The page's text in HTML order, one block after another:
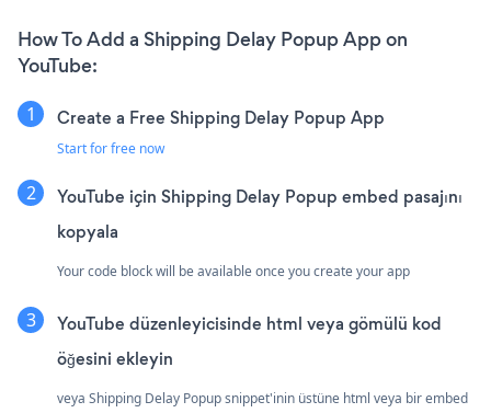
How To Add a Shipping Delay Popup App on
YouTube:
Create a Free Shipping Delay Popup App
Start for free now
YouTube için Shipping Delay Popup embed pasajını
kopyala
Your code block will be available once you create your app
YouTube düzenleyicisinde html veya gömülü kod
öğesini ekleyin
veya Shipping Delay Popup snippet'inin üstüne html veya bir embed